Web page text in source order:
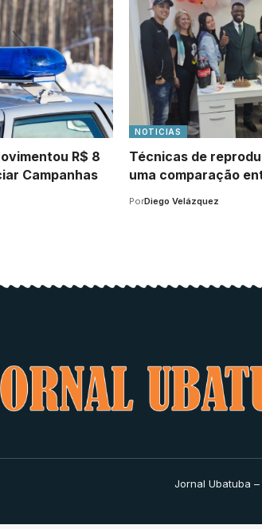
R$ 8
Campanhas
NOTICIAS
Técnicas de
uma comparação
PorDiego Velázquez
Jornal Ubatuba –